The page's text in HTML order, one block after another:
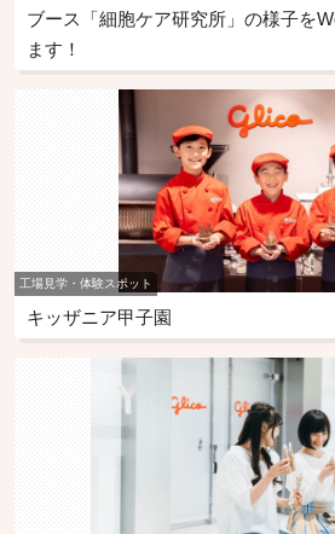
ブース「細胞ケア研究所」の様子を
ます！
工場見学・体験スポット
キッザニア甲子園